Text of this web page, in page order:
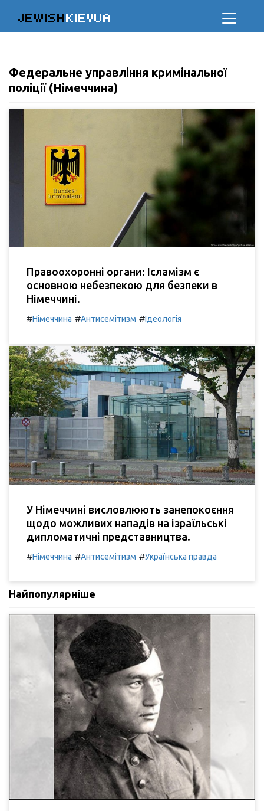
JEWISHKIEVUA
Федеральне управління кримінальної
поліції (Німеччина)
Правоохоронні органи: Ісламізм є
основною небезпекою для безпеки в
Німеччині.
#Німеччина #Антисемітизм #Ідеологія
У Німеччині висловлюють занепокоєння
щодо можливих нападів на ізраїльські
дипломатичні представництва.
#Німеччина #Антисемітизм #Українська правда
Найпопулярніше